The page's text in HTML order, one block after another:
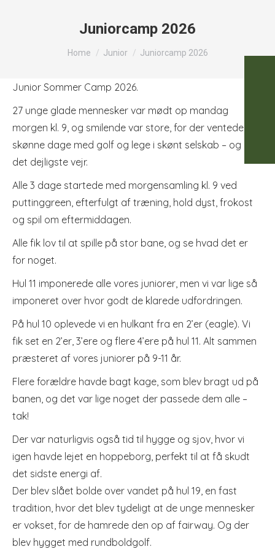
Juniorcamp 2026
You are here:
Home Junior Juniorcamp 2026
Junior Sommer Camp 2026.
27 unge glade mennesker var mødt op mandag
morgen kl. 9, og smilende var store, for der ventede 3
skønne dage med golf og lege i skønt selskab – og i
det dejligste vejr.
Alle 3 dage startede med morgensamling kl. 9 ved
puttinggreen, efterfulgt af træning, hold dyst, frokost
og spil om eftermiddagen.
Alle fik lov til at spille på stor bane, og se hvad det er
for noget.
Hul 11 imponerede alle vores juniorer, men vi var lige så
imponeret over hvor godt de klarede udfordringen.
På hul 10 oplevede vi en hulkant fra en 2’er (eagle). Vi
fik set en 2’er, 3’ere og flere 4’ere på hul 11. Alt sammen
præsteret af vores juniorer på 9-11 år.
Flere forældre havde bagt kage, som blev bragt ud på
banen, og det var lige noget der passede dem alle –
tak!
Der var naturligvis også tid til hygge og sjov, hvor vi
igen havde lejet en hoppeborg, perfekt til at få skudt
det sidste energi af.
Der blev slået bolde over vandet på hul 19, en fast
tradition, hvor det blev tydeligt at de unge mennesker
er vokset, for de hamrede den op af fairway. Og der
blev hygget med rundboldgolf.